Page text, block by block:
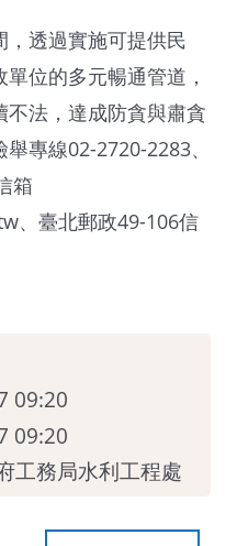
，透過實施可提供民
位的多元暢通管道，
法，達成防貪與肅貪
專線02-2720-2283、
箱
、臺北郵政49-106信
09:20
09:20
工務局水利工程處